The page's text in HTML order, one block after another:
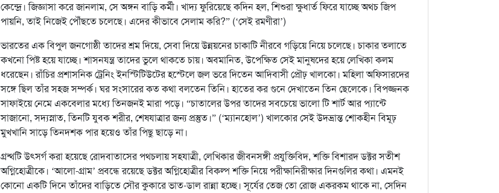
কেন্দ্রে। জিজ্ঞাসা করে জানলাম, সে অঙ্গন বাড়ি কর্মী। খাদ্য ফুরিয়েছে কদিন হল, শিশুরা ক্ষুধার্ত ফিরে যাচ্ছে অথচ জিপ
পায়নি, তাই নিজেই পৌঁছতে চলেছে। এদের কীভাবে সেলাম করি?” (‘সেই রমণীরা’)
ভারতের এক বিপুল জনগোষ্ঠী তাদের শ্রম দিয়ে, সেবা দিয়ে উন্নয়নের চাকাটি নীরবে গড়িয়ে নিয়ে চলেছে। চাকার তলাতে
কখনো পিষ্ট হয়ে যাচ্ছে। শাসনযন্ত্র তাদের ভুলে থাকতে চায়। অবমানিত, উপেক্ষিত সেই মানুষদের হয়ে লেখিকা কলম
ধরেছেন। রাঁচির প্রশাসনিক ট্রেনিং ইনস্টিটিউটের হস্টেলে জল ভরে দিতেন আদিবাসী প্রৌঢ় খালকো। মহিলা অফিসারদের
সঙ্গে ছিল তাঁর সহজ সম্পর্ক। ঘর সংসারের কত কথা বলতেন তিনি। হাতের কর গুনে দেখাতেন তিন ছেলেকে। বিপজ্জনক
সাফাইয়ে নেমে একবেলার মধ্যে তিনজনই মারা পড়ে। “চাতালের উপর তাদের সবচেয়ে ভালো টি শার্ট আর প্যান্টে
সাজানো, সদ্যস্নাত, তিনটি যুবক শরীর, শেষযাত্রার জন্য প্রস্তুত।” (‘ম্যানহোল’) খালকোর সেই উদ্ভ্রান্ত শোকহীন বিমূঢ়
মুখখানি সাড়ে তিনদশক পার হয়েও তাঁর পিছু ছাড়ে না।
গ্রন্থটি উৎসর্গ করা হয়েছে রোদবাতাসের পথচলায় সহযাত্রী, লেখিকার জীবনসঙ্গী প্রযুক্তিবিদ, শক্তি বিশারদ ডক্টর সতীশ
অগ্নিহোত্রীকে। ‘আলো-গ্রাম’ প্রবন্ধে রয়েছে ডক্টর অগ্নিহোত্রীর বিকল্প শক্তি নিয়ে পরীক্ষানিরীক্ষার দিনগুলির কথা। এমনই
কোনো একটি দিনে তাঁদের বাড়িতে সৌর কুকারে ভাত-ডাল রান্না হচ্ছে। সূর্যের তেজ তো রোজ একরকম থাকে না, সেদিন